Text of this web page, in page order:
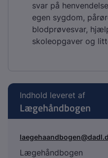
svar på
egen sygdom,
blodprøvesvar,
skoleopgaver og
Indhold leveret af
Lægehåndbogen
Lægehåndbogen